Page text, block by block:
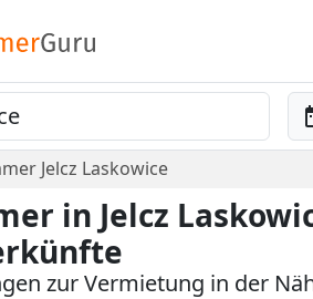
Jelcz Laskowice
in Jelcz
zur Vermietung in der